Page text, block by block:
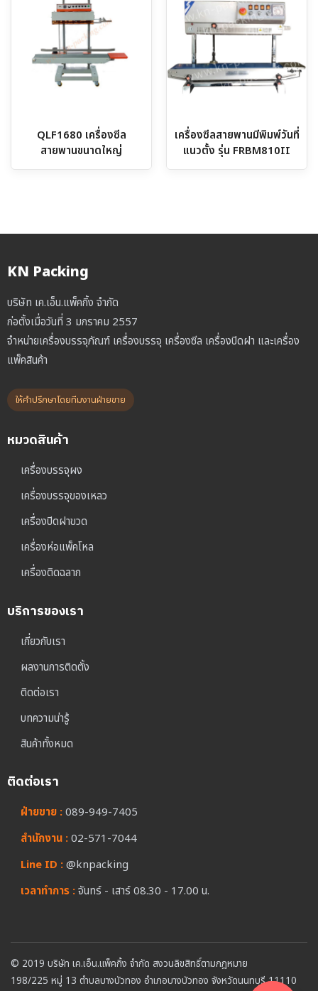
QLF1680 เครื่องซีล
สายพานขนาดใหญ่
เครื่องซีลสายพานมีพิมพ์วันที่
แนวตั้ง รุ่น FRBM810II
KN Packing
บริษัท เค.เอ็น.แพ็คกิ้ง จำกัด
ก่อตั้งเมื่อวันที่ 3 มกราคม 2557
จำหน่ายเครื่องบรรจุภัณฑ์ เครื่องบรรจุ เครื่องซีล เครื่องปิดฝา และเครื่อง
แพ็คสินค้า
ให้คำปรึกษาโดยทีมงานฝ่ายขาย
หมวดสินค้า
เครื่องบรรจุผง
เครื่องบรรจุของเหลว
เครื่องปิดฝาขวด
เครื่องห่อแพ็คโหล
เครื่องติดฉลาก
บริการของเรา
เกี่ยวกับเรา
ผลงานการติดตั้ง
ติดต่อเรา
บทความน่ารู้
สินค้าทั้งหมด
ติดต่อเรา
ฝ่ายขาย :089-949-7405
สำนักงาน :02-571-7044
Line ID :@knpacking
เวลาทำการ :จันทร์ - เสาร์ 08.30 - 17.00 น.
© 2019 บริษัท เค.เอ็น.แพ็คกิ้ง จำกัด สงวนลิขสิทธิ์ตามกฎหมาย
198/225 หมู่ 13 ตำบลบางบัวทอง อำเภอบางบัวทอง จังหวัดนนทบุรี 11110